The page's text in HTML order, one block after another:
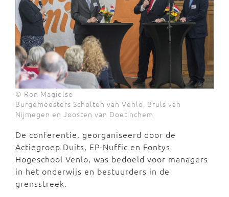
© Ron Magielse
Burgemeesters Scholten van Venlo, Bruls van
Nijmegen en Joosten van Doetinchem
De conferentie, georganiseerd door de
Actiegroep Duits, EP-Nuffic en Fontys
Hogeschool Venlo, was bedoeld voor managers
in het onderwijs en bestuurders in de
grensstreek.